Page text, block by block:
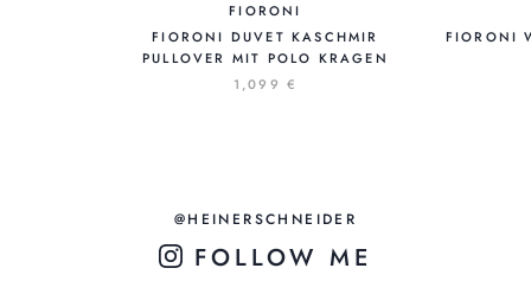
FIORONI
FIORONI DUVET KASCHMIR
PULLOVER MIT POLO KRAGEN
1,099 €
FIORONI
@HEINERSCHNEIDER
FOLLOW ME